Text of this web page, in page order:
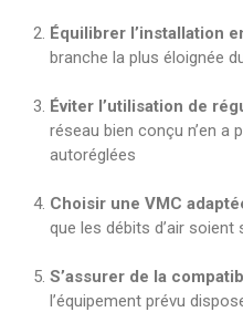
Équilibrer l’installation
branche la plus éloignée
Éviter l’utilisation de
réseau bien conçu n’en
autoréglées
Choisir une VMC
que les débits d’air soient
S’assurer de la
l’équipement prévu